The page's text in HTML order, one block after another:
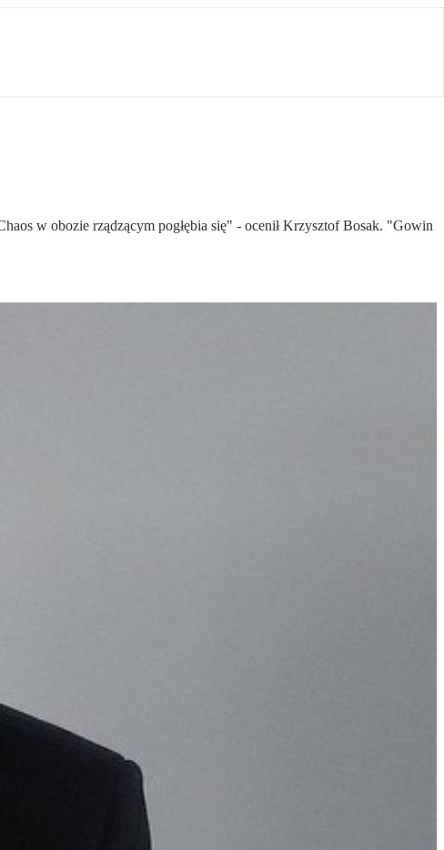
w obozie rządzącym pogłębia się" - ocenił Krzysztof Bosak. "Gowin